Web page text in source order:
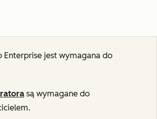
Enterprise jest wymagana do
są wymagane do